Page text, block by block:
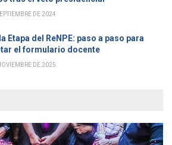
DE 2024
Etapa del ReNPE: paso a paso para
el formulario docente
DE 2025